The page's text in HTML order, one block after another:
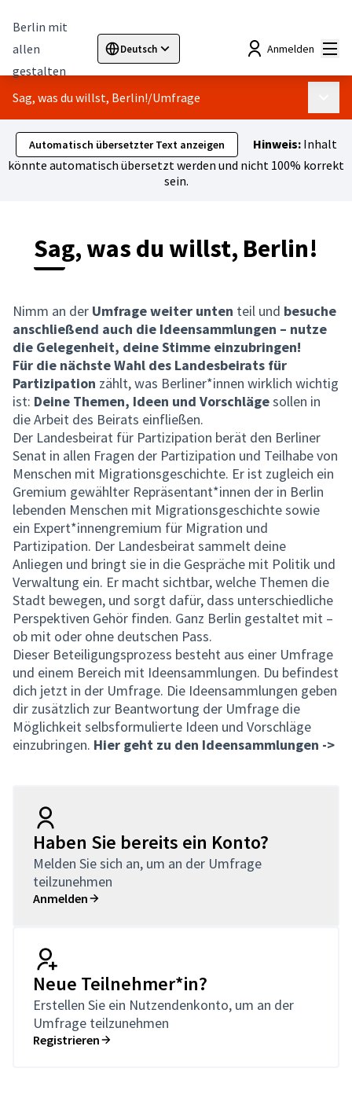
Berlin mit
allen
gestalten
Deutsch
Sprache wählen Choose languageElegir el idioma
Anmelden
Sag, was du willst, Berlin!/Umfrage
Automatisch übersetzter Text anzeigen Hinweis:Inhalt
könnte automatisch übersetzt werden und nicht 100% korrekt
sein.
Sag, was du willst, Berlin!
Nimm an der Umfrage weiter unten teil und besuche
anschließend auch die Ideensammlungen – nutze
die Gelegenheit, deine Stimme einzubringen!
Für die nächste Wahl des Landesbeirats für
Partizipation zählt, was Berliner*innen wirklich wichtig
ist: Deine Themen, Ideen und Vorschlägesollen in
die Arbeit des Beirats einfließen.
Der Landesbeirat für Partizipation berät den Berliner
Senat in allen Fragen der Partizipation und Teilhabe von
Menschen mit Migrationsgeschichte. Er ist zugleich ein
Gremium gewählter Repräsentant*innen der in Berlin
lebenden Menschen mit Migrationsgeschichte sowie
ein Expert*innengremium für Migration und
Partizipation. Der Landesbeirat sammelt deine
Anliegen und bringt sie in die Gespräche mit Politik und
Verwaltung ein. Er macht sichtbar, welche Themen die
Stadt bewegen, und sorgt dafür, dass unterschiedliche
Perspektiven Gehör finden. Ganz Berlin gestaltet mit –
ob mit oder ohne deutschen Pass.
Dieser Beteiligungsprozess besteht aus einer Umfrage
und einem Bereich mit Ideensammlungen. Du befindest
dich jetzt in der Umfrage. Die Ideensammlungen geben
dir zusätzlich zur Beantwortung der Umfrage die
Möglichkeit selbsformulierte Ideen und Vorschläge
einzubringen. Hier geht zu den Ideensammlungen ->
Haben Sie bereits ein Konto?
Melden Sie sich an, um an der Umfrage
teilzunehmen
Anmelden
Neue Teilnehmer*in?
Erstellen Sie ein Nutzendenkonto, um an der
Umfrage teilzunehmen
Registrieren